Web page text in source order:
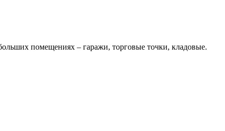
помещениях – гаражи, торговые точки, кладовые.